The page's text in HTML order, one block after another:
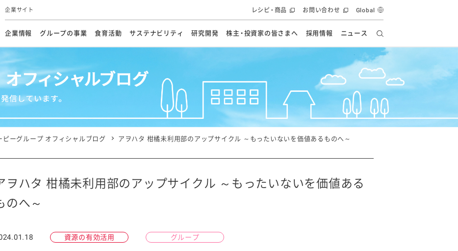
企業サイト
企業情報
トップメッセージ
グループの事業
市販用
ファインケミカル
食育活動
動方針
ーマにした講演会 オープンキッチン（工場見学） マヨテラス（見学施設）
おける食育活動 食に関する情報提供
オフィシャルブログ
サステナビリティ
トップメッセージ
気候変動への対応 生物多様性の保全 食と健康への貢献
続可能な調達 ガバナンス
各種報告書
ニシアチブ・加盟団体 社会・環境活動の歴史
キユーピーグループ
統合報告書
研究開発
本部長メッセージ
技術ソリューション 研究開発スタイル 学会発表・論文 イノベーションストーリー
株主・投資家の皆さまへ
個人投資家の皆さまへ
IRライブラリ 株式情報 IRカレンダー
IRよくあるご質問 ディスクロージャーポリシー 電子公告 統合報告書
採用情報 ニュース
レシピ・商品
体験・エンタメ
様相談室
お問い合わせ Global
ヲハタ 柑橘未利用部のアップサイクル ～もったいないを価値ある
のへ～
資源の有効活用 グループ
ピーグループ オフィシャルブログ アヲハタ 柑橘未利用部のアップサイクル ～もったいないを価値あるものへ～